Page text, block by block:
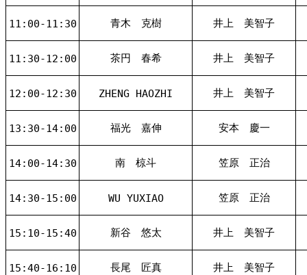
11:00-11:30 青木 克樹 井上 美智子
11:30-12:00 茶円 春希 井上 美智子
12:00-12:30 ZHENG HAOZHI 井上 美智子
13:30-14:00 福光 嘉伸 安本 慶一
14:00-14:30 南 椋斗 笠原 正治
14:30-15:00 WU YUXIAO 笠原 正治
15:10-15:40 新谷 悠太 井上 美智子
15:40-16:10 長尾 匠真 井上 美智子